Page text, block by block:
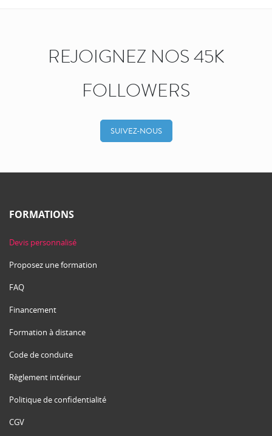
REJOIGNEZ NOS 45K
FOLLOWERS
SUIVEZ-NOUS
FORMATIONS
Devis personnalisé
Proposez une formation
FAQ
Financement
Formation à distance
Code de conduite
Règlement intérieur
Politique de confidentialité
CGV